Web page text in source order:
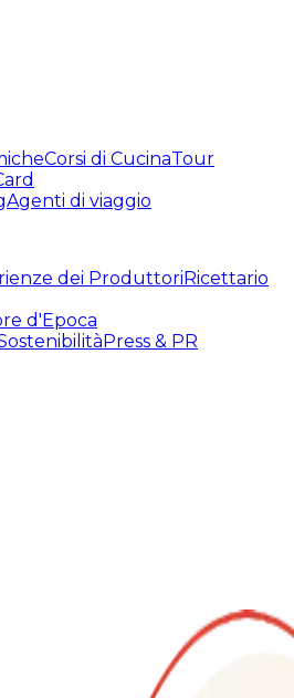
Corsi di CucinaTour
Agenti di viaggio
dei ProduttoriRicettario
d'Epoca
Press & PR
Esperienze